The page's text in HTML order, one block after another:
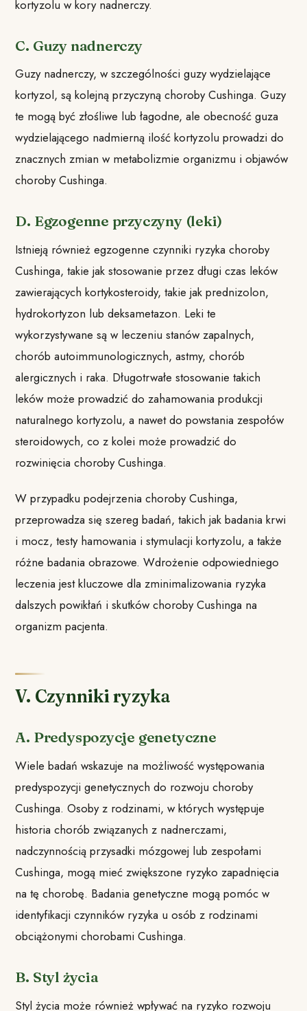
kortyzolu w kory nadnerczy.
C. Guzy nadnerczy
Guzy nadnerczy, w szczególności guzy wydzielające
kortyzol, są kolejną przyczyną choroby Cushinga. Guzy
te mogą być złośliwe lub łagodne, ale obecność guza
wydzielającego nadmierną ilość kortyzolu prowadzi do
znacznych zmian w metabolizmie organizmu i objawów
choroby Cushinga.
D. Egzogenne przyczyny (leki)
Istnieją również egzogenne czynniki ryzyka choroby
Cushinga, takie jak stosowanie przez długi czas leków
zawierających kortykosteroidy, takie jak prednizolon,
hydrokortyzon lub deksametazon. Leki te
wykorzystywane są w leczeniu stanów zapalnych,
chorób autoimmunologicznych, astmy, chorób
alergicznych i raka. Długotrwałe stosowanie takich
leków może prowadzić do zahamowania produkcji
naturalnego kortyzolu, a nawet do powstania zespołów
steroidowych, co z kolei może prowadzić do
rozwinięcia choroby Cushinga.
W przypadku podejrzenia choroby Cushinga,
przeprowadza się szereg badań, takich jak badania krwi
i mocz, testy hamowania i stymulacji kortyzolu, a także
różne badania obrazowe. Wdrożenie odpowiedniego
leczenia jest kluczowe dla zminimalizowania ryzyka
dalszych powikłań i skutków choroby Cushinga na
organizm pacjenta.
V. Czynniki ryzyka
A. Predyspozycje genetyczne
Wiele badań wskazuje na możliwość występowania
predyspozycji genetycznych do rozwoju choroby
Cushinga. Osoby z rodzinami, w których występuje
historia chorób związanych z nadnerczami,
nadczynnością przysadki mózgowej lub zespołami
Cushinga, mogą mieć zwiększone ryzyko zapadnięcia
na tę chorobę. Badania genetyczne mogą pomóc w
identyfikacji czynników ryzyka u osób z rodzinami
obciążonymi chorobami Cushinga.
B. Styl życia
Styl życia może również wpływać na ryzyko rozwoju